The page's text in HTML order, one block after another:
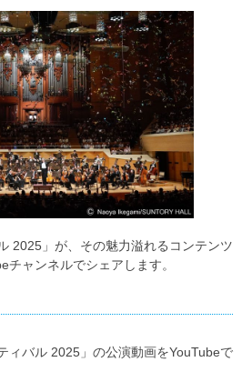
2025」が、その魅力溢れるコンテンツ
チャンネルでシェアします。
ィバル 2025」の公演動画をYouTubeで